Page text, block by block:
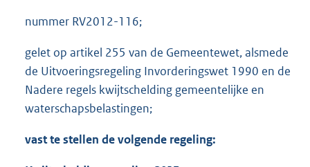
nummer RV2012-116;
gelet op artikel 255 van de Gemeentewet, alsmede
de Uitvoeringsregeling Invorderingswet 1990 en de
Nadere regels kwijtschelding gemeentelijke en
waterschapsbelastingen;
vast te stellen devolgende regeling: